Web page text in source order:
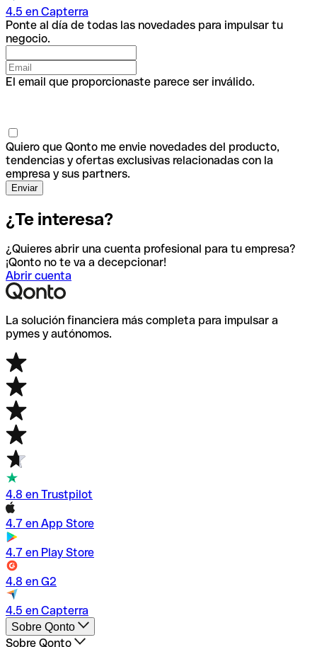
4.5 en Capterra
Ponte al día de todas las novedades para impulsar tu
negocio.
El email que proporcionaste parece ser inválido.
Quiero que Qonto me envie novedades del producto,
tendencias y ofertas exclusivas relacionadas con la
empresa y sus partners.
¿Te interesa?
¿Quieres abrir una cuenta profesional para tu empresa?
¡Qonto no te va a decepcionar!
Abrir cuenta
La solución financiera más completa para impulsar a
pymes y autónomos.
4.8 en Trustpilot
4.7 en App Store
4.7 en Play Store
4.8 en G2
4.5 en Capterra
Sobre Qonto
Sobre Qonto